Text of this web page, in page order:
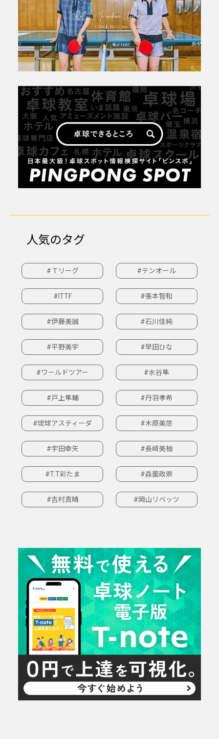
人気のタグ
#Ｔリーグ #テンオール
#ITTF #張本智和
#伊藤美誠 #石川佳純
#平野美宇 #早田ひな
#ワールドツアー #水谷隼
#戸上隼輔 #丹羽孝希
#琉球アスティーダ #木原美悠
#宇田幸矢 #長﨑美柚
#T.T彩たま #森薗政崇
#吉村真晴 #岡山リベッツ